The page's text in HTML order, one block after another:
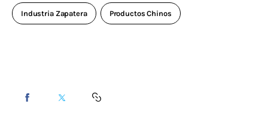
Industria Zapatera Productos Chinos